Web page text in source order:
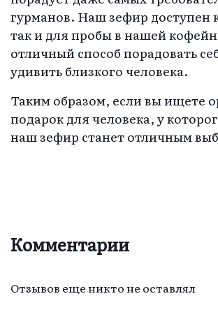
гурманов. Наш зефир доступен
так и для пробы в нашей
отличный способ порадовать
удивить близкого человека.
Таким образом, если вы ищете
подарок для человека, у
наш зефир станет отличным
Комментарии
Отзывов еще никто не оставлял